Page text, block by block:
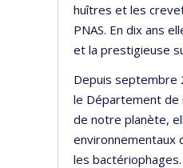
huîtres et les
PNAS. En dix ans
et la prestigieuse
Depuis septembre
le Département de
de notre planète,
environnementaux
les